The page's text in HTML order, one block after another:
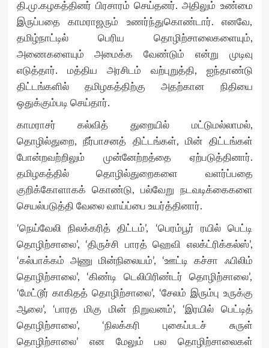
தி.மு.கழகத்தினர் பிரசாரம் செய்தனர். அதிலும் உண்மை
இருப்பதை காமராஜரும் உணர்ந்துகொண்டார். எனவே,
தமிழ்நாட்டில் பெரிய தொழிற்சாலைகளையும்,
அணைகளையும் அமைக்க வேண்டும் என்று முடிவு
எடுத்தார். மத்திய அரசிடம் வற்புறுத்தி, ஐந்தாண்டு
திட்டங்களில் தமிழகத்திற்கு அதற்கான நிதியை
ஒதுக்கும்படி செய்தார்.
காமராசர் கல்வித் துறையில் மட்டுமல்லாமல்,
தொழில்துறை, நீர்பாசனத் திட்டங்கள், மின் திட்டங்கள்
போன்றவற்றிலும் முன்னேற்றத்தை ஏற்படுத்தினார்.
தமிழகத்தில் தொழில்துறைகளை வளர்ப்பதை
குறிக்கோளாகக் கொண்டு, பல்வேறு நடவடிக்கைகளை
செயல்படுத்தி வேலை வாய்ப்பை உயர்த்தினார்.
‘நெய்வேலி நிலக்கரித் திட்டம்’, ‘பெரம்பூர் ரயில் பெட்டி
தொழிற்சாலை’, ‘திருச்சி பாரத் ஹெவி எலக்ட்ரிக்கல்ஸ்’,
‘கல்பாக்கம் அணு மின்நிலையம்’, ‘ஊட்டி கச்சா ஃபிலிம்
தொழிற்சாலை’, ‘கிண்டி டெலிபிரிண்டர் தொழிற்சாலை’,
‘மேட்டூர் காகிதத் தொழிற்சாலை’, ‘சேலம் இரும்பு உருக்கு
ஆலை’, ‘பாரத மிகு மின் நிறுவனம்’, ‘இரயில் பெட்டித்
தொழிற்சாலை’, ‘நிலக்கரி புகைப்படச் சுருள்
தொழிற்சாலை’ என மேலும் பல தொழிற்சாலைகள்